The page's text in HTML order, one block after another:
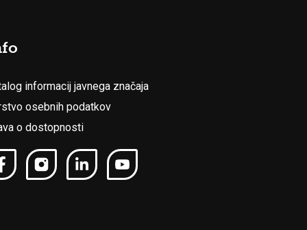
informacij javnega značaja
osebnih podatkov
o dostopnosti